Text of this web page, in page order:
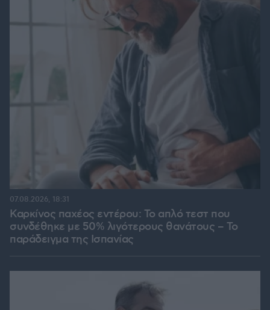
Καρκίνος παχέος εντέρου: Το απλό τεστ που
συνδέθηκε με 50% λιγότερους θανάτους – Το
παράδειγμα της Ισπανίας
07.08.2026, 18:31